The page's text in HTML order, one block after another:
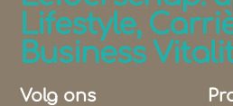
Lifestyle,
Business
Volg ons